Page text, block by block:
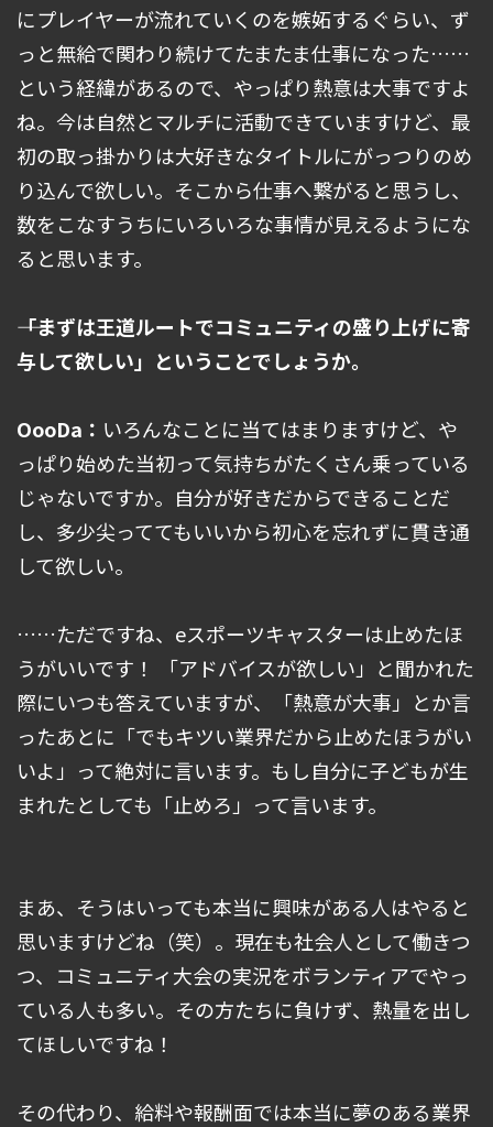
にプレイヤーが流れていくのを嫉妬するぐらい、ず
っと無給で関わり続けてたまたま仕事になった……
という経緯があるので、やっぱり熱意は大事ですよ
ね。今は自然とマルチに活動できていますけど、最
初の取っ掛かりは大好きなタイトルにがっつりのめ
り込んで欲しい。そこから仕事へ繋がると思うし、
数をこなすうちにいろいろな事情が見えるようにな
ると思います。
――「まずは王道ルートでコミュニティの盛り上げに寄
与して欲しい」ということでしょうか。
OooDa： いろんなことに当てはまりますけど、や
っぱり始めた当初って気持ちがたくさん乗っている
じゃないですか。自分が好きだからできることだ
し、多少尖っててもいいから初心を忘れずに貫き通
して欲しい。
……ただですね、eスポーツキャスターは止めたほ
うがいいです！ 「アドバイスが欲しい」と聞かれた
際にいつも答えていますが、「熱意が大事」とか言
ったあとに「でもキツい業界だから止めたほうがい
いよ」って絶対に言います。もし自分に子どもが生
まれたとしても「止めろ」って言います。
まあ、そうはいっても本当に興味がある人はやると
思いますけどね（笑）。現在も社会人として働きつ
つ、コミュニティ大会の実況をボランティアでやっ
ている人も多い。その方たちに負けず、熱量を出し
てほしいですね！
その代わり、給料や報酬面では本当に夢のある業界